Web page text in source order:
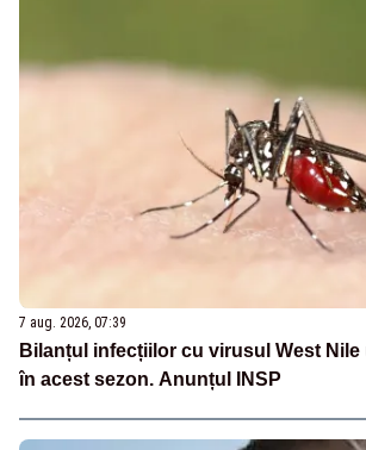
7 aug. 2026, 07:39
Bilanțul infecțiilor cu virusul West Nile
în acest sezon. Anunțul INSP